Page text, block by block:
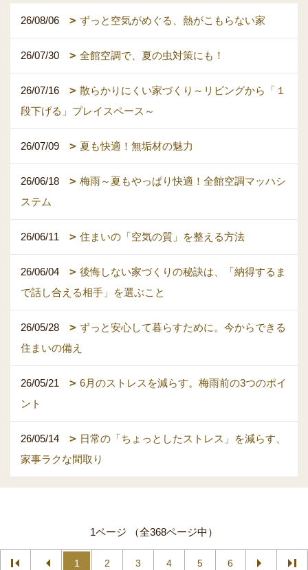
26/08/06 ずっと空気がめぐる、熱がこもらない家
26/07/30 全館空調で、夏の虫対策にも！
26/07/16
散らかりにくい家づくり～リビングから「１
段下げる」プレイスペース～
26/07/09 夏も快適！無垢材の魅力
26/06/18
梅雨～夏もやっぱり快適！全館空調マッハシ
ステム
26/06/11 住まいの「空気の質」を整える方法
26/06/04
後悔しない家づくりの秘訣は、「納得するま
で話し合える相手」を選ぶこと
26/05/28
ずっと安心して暮らすために。今からできる
住まいの備え
26/05/21
6月のストレスを減らす。梅雨前の3つのポイ
ント
26/05/14
日常の「ちょっとしたストレス」を減らす、
家事ラクな間取り
1ページ （全368ページ中）
1 2 3 4 5 6